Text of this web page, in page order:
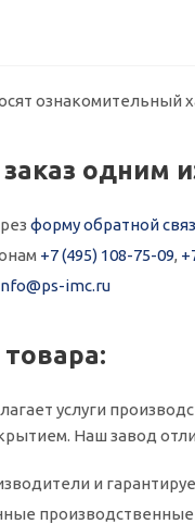
ознакомительный
одним
форму обратной
+7 (495) 108-75-09,
imc.ru
услуги
Наш завод
и